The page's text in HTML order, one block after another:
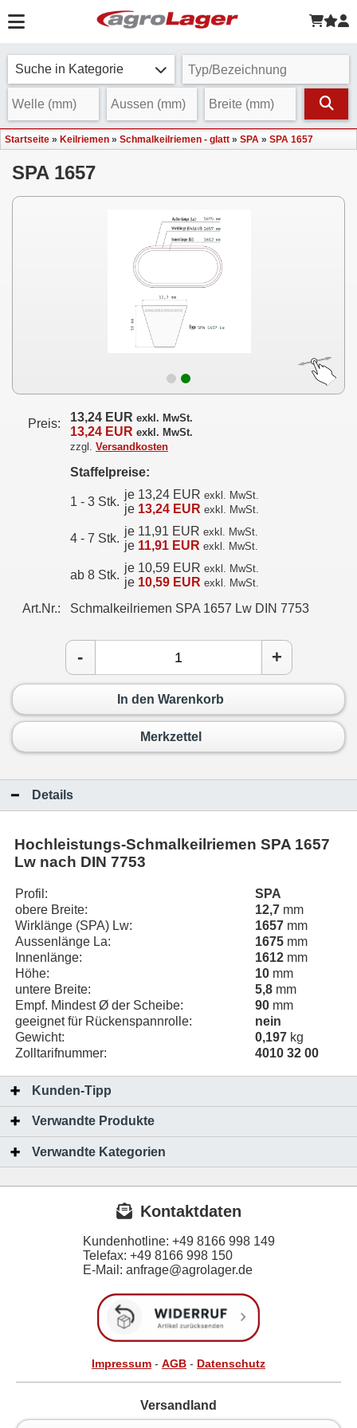
Suche in Kategorie
Startseite » Keilriemen » Schmalkeilriemen - glatt » SPA » SPA 1657
SPA 1657
Preis: 13,24 EUR exkl. MwSt.
13,24 EUR exkl. MwSt.
zzgl. Versandkosten
Staffelpreise:
1 - 3 Stk.
je 13,24 EUR exkl. MwSt.
je 13,24 EUR exkl. MwSt.
4 - 7 Stk.
je 11,91 EUR exkl. MwSt.
je 11,91 EUR exkl. MwSt.
ab 8 Stk.
je 10,59 EUR exkl. MwSt.
je 10,59 EUR exkl. MwSt.
Art.Nr.: Schmalkeilriemen SPA 1657 Lw DIN 7753
- +
In den Warenkorb
Merkzettel
Details
Hochleistungs-Schmalkeilriemen SPA 1657
Lw nach DIN 7753
Profil:
SPA
obere Breite:
12,7 mm
Wirklänge (SPA) Lw:
1657 mm
Aussenlänge La:
1675 mm
Innenlänge:
1612 mm
Höhe:
10 mm
untere Breite:
5,8 mm
Empf. Mindest Ø der Scheibe:
90 mm
geeignet für Rückenspannrolle:
nein
Gewicht:
0,197 kg
Zolltarifnummer:
4010 32 00
Kunden-Tipp
Verwandte Produkte
Verwandte Kategorien
Kontaktdaten
Kundenhotline: +49 8166 998 149
Telefax: +49 8166 998 150
E-Mail: anfrage@agrolager.de
Impressum - AGB - Datenschutz
Versandland